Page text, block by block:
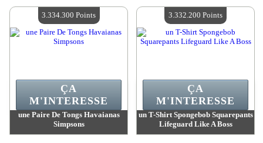
Quantité Disponible :4
Quantité Disponible :4
une Paire De Tongs Havaianas
Simpsons
ÇA
M'INTERESSE
3.334.300 Points
un T-Shirt Spongebob Squarepants
Lifeguard Like A Boss
ÇA
M'INTERESSE
3.332.200 Points